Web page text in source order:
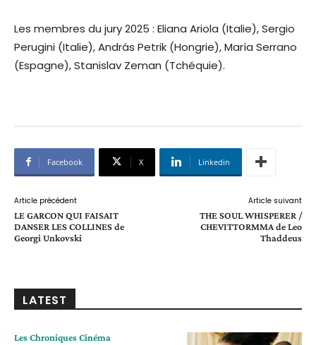
Les membres du jury 2025 : Eliana Ariola (Italie), Sergio
Perugini (Italie), András Petrik (Hongrie), María Serrano
(Espagne), Stanislav Zeman (Tchéquie).
Facebook X Linkedin
Article précédent
LE GARCON QUI FAISAIT
DANSER LES COLLINES de
Georgi Unkovski
Article suivant
THE SOUL WHISPERER /
CHEVITTORMMA de Leo
Thaddeus
LATEST
Les Chroniques Cinéma